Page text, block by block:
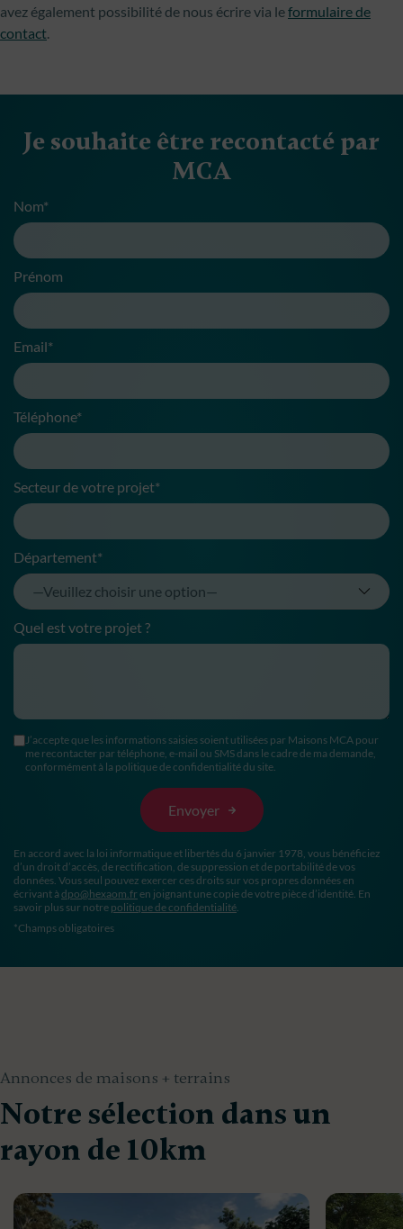
avez également possibilité de nous écrire via leformulaire de
contact.
Je souhaite être recontacté par
MCA
Nom*
Prénom
Email*
Téléphone*
Secteur de votre projet*
Département*
Quel est votre projet ?
J’accepte que les informations saisies soient utilisées par Maisons MCA pour
me recontacter par téléphone, e-mail ou SMS dans le cadre de ma demande,
conformément à la politique de confidentialité du site.
En accord avec la loi informatique et libertés du 6 janvier 1978, vous bénéficiez
d’un droit d’accès, de rectification, de suppression et de portabilité de vos
données. Vous seul pouvez exercer ces droits sur vos propres données en
écrivant à dpo@hexaom.fr en joignant une copie de votre pièce d’identité. En
savoir plus sur notre politique de confidentialité.
*Champs obligatoires
Annonces de maisons + terrains
Notre sélection dans un
rayon de 10km